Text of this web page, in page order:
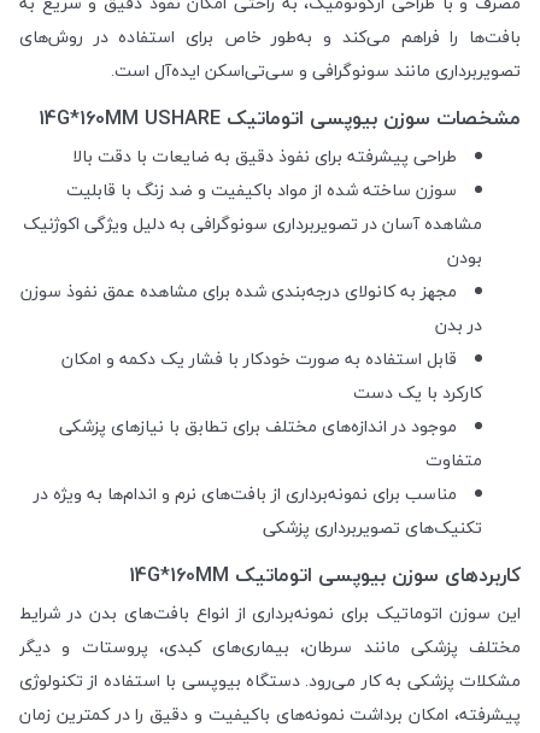
بافت‌ها را فراهم می‌کند و به‌طور خاص برای استفاده در روش‌های
تصویربرداری مانند سونوگرافی و سی‌تی‌اسکن ایده‌آل است.
مشخصات سوزن بیوپسی اتوماتیک 14G*160MM USHARE
طراحی پیشرفته برای نفوذ دقیق به ضایعات با دقت بالا
سوزن ساخته شده از مواد باکیفیت و ضد زنگ با قابلیت
مشاهده آسان در تصویربرداری سونوگرافی به دلیل ویژگی اکوژنیک
بودن
مجهز به کانولای درجه‌بندی شده برای مشاهده عمق نفوذ سوزن
در بدن
قابل استفاده به صورت خودکار با فشار یک دکمه و امکان
کارکرد با یک دست
موجود در اندازه‌های مختلف برای تطابق با نیازهای پزشکی
متفاوت
مناسب برای نمونه‌برداری از بافت‌های نرم و اندام‌ها به ویژه در
تکنیک‌های تصویربرداری پزشکی
کاربردهای سوزن بیوپسی اتوماتیک 14G*160MM
این سوزن اتوماتیک برای نمونه‌برداری از انواع بافت‌های بدن در شرایط
مختلف پزشکی مانند سرطان، بیماری‌های کبدی، پروستات و دیگر
مشکلات پزشکی به کار می‌رود. دستگاه بیوپسی با استفاده از تکنولوژی
پیشرفته، امکان برداشت نمونه‌های باکیفیت و دقیق را در کمترین زمان